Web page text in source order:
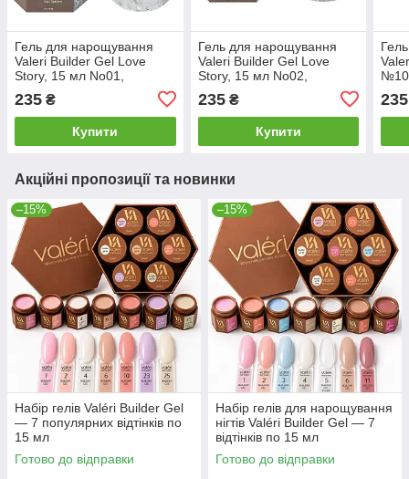
Гель для нарощування
Valeri Builder Gel Love
Story, 15 мл No01,
235 ₴
Купити
Гель для нарощування
Valeri Builder Gel Love
Story, 15 мл No02,
молочно-сірий із поталлю
235₴
Купити
№10
235
Акційні пропозиції та новинки
–15%
Набір гелів Valéri Builder Gel
— 7 популярних відтінків по
15 мл
Готово до відправки
–15%
Набір гелів для нарощування
нігтів Valéri Builder Gel — 7
відтінків по 15 мл
Готово до відправки